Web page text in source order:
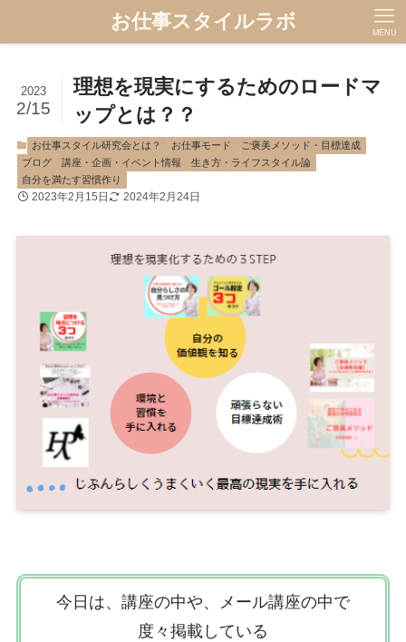
お仕事スタイルラボ MENU
理想を現実にするためのロードマ
ップとは？？
2023
2/15
お仕事スタイル研究会とは？ お仕事モード
ご褒美メソッド・目標達成
ブログ
講座・企画・イベント情報
生き方・ライフスタイル論
自分を満たす習慣作り
2023年2月15日 2024年2月24日
今日は、講座の中や、メール講座の中で
度々掲載している